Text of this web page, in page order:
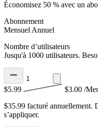
Économisez 50 % avec un
Abonnement
Mensuel Annuel
Nombre d’utilisateurs
Jusqu'à 1000 utilisateurs.
$5.99 $3.00 /
$35.99 facturé annuellement.
s’appliquer.